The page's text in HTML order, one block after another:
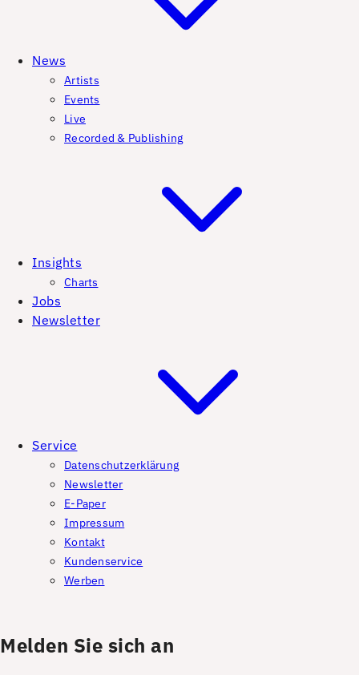
News
Artists
Events
Live
Recorded & Publishing
Insights
Charts
Jobs
Newsletter
Service
Datenschutzerklärung
Newsletter
E-Paper
Impressum
Kontakt
Kundenservice
Werben
Melden Sie sich an